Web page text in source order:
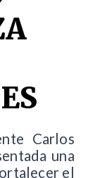
Carlos
una
el